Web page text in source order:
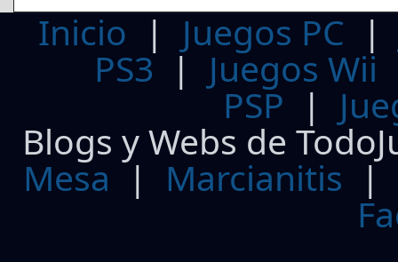
Inicio | Juegos PC
PS3| Juegos Wii
PSP |
Blogs y Webs de
Mesa | Marcianitis |